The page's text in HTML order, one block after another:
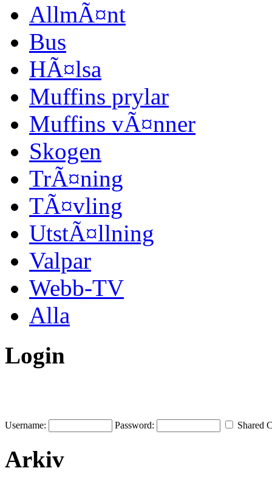
AllmÃ¤nt
Bus
HÃ¤lsa
Muffins prylar
Muffins vÃ¤nner
Skogen
TrÃ¤ning
TÃ¤vling
UtstÃ¤llning
Valpar
Webb-TV
Alla
Login
Username: Password: Shared
Arkiv